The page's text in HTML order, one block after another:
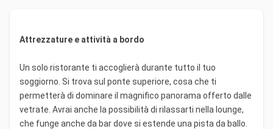
Attrezzature e attività a bordo
Un solo ristorante ti accoglierà durante tutto il tuo
soggiorno. Si trova sul ponte superiore, cosa che ti
permetterà di dominare il magnifico panorama offerto dalle
vetrate. Avrai anche la possibilità di rilassarti nella lounge,
che funge anche da bar dove si estende una pista da ballo.